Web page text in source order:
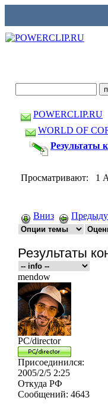
POWERCLIP.RU
WORLD OF
Результаты
Просматривают: 1
Вниз
Результаты
mendow
PC/director
Присоединился:
2005/2/5 2:25
Откуда РФ
Сообщений: 4643